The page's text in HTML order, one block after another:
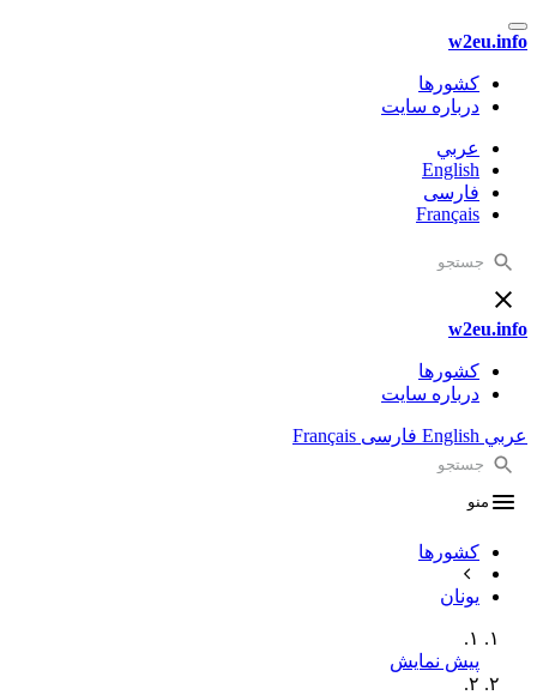
w2eu.info
کشورها
درباره سایت
عربي
English
فارسی
Français
w2eu.info
کشورها
درباره سایت
عربي English فارسی Français
منو
کشورها
یونان
١.
پیش نمایش
٢.